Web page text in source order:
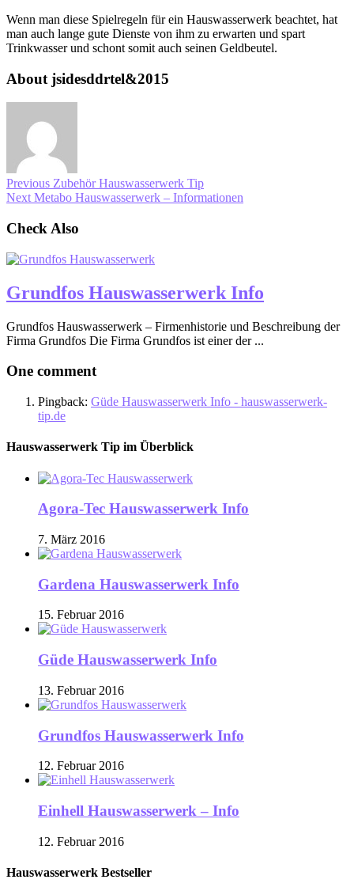
Wenn man diese Spielregeln für ein Hauswasserwerk beachtet, hat
man auch lange gute Dienste von ihm zu erwarten und spart
Trinkwasser und schont somit auch seinen Geldbeutel.
About jsidesddrtel&2015
Previous Zubehör Hauswasserwerk Tip
Next Metabo Hauswasserwerk – Informationen
Check Also
Grundfos Hauswasserwerk Info
Grundfos Hauswasserwerk – Firmenhistorie und Beschreibung der
Firma Grundfos Die Firma Grundfos ist einer der ...
One comment
Pingback: Güde Hauswasserwerk Info - hauswasserwerk-
tip.de
Hauswasserwerk Tip im Überblick
Agora-Tec Hauswasserwerk Info
7. März 2016
Gardena Hauswasserwerk Info
15. Februar 2016
Güde Hauswasserwerk Info
13. Februar 2016
Grundfos Hauswasserwerk Info
12. Februar 2016
Einhell Hauswasserwerk – Info
12. Februar 2016
Hauswasserwerk Bestseller